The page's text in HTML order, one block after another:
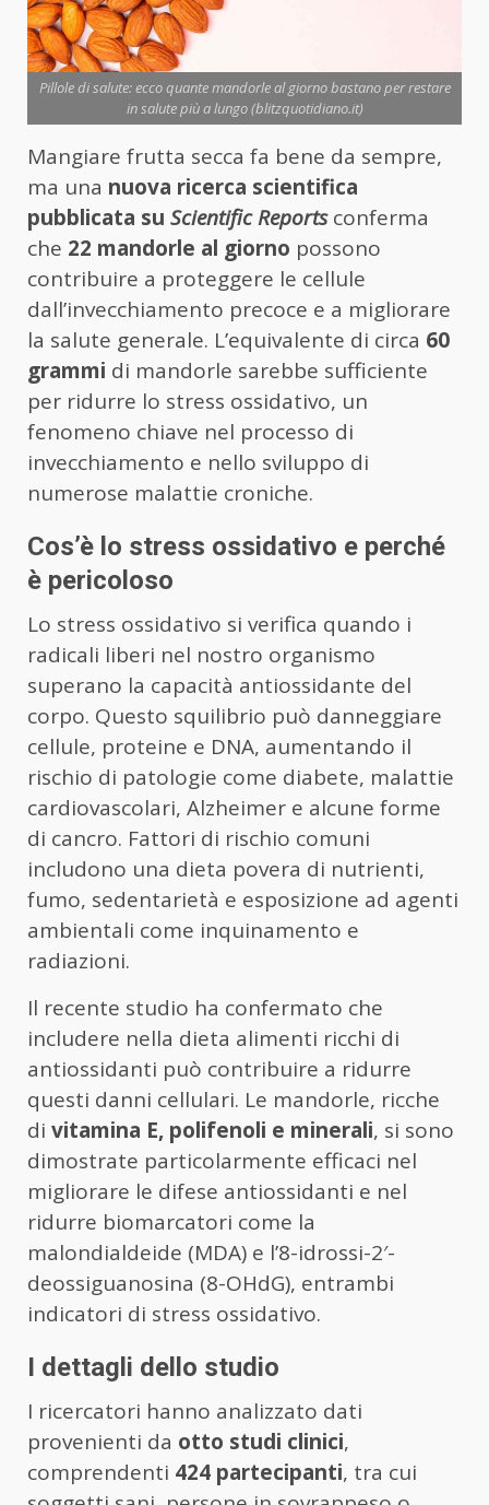
Pillole di salute: ecco quante mandorle al giorno bastano per restare
in salute più a lungo (blitzquotidiano.it)
Mangiare frutta secca fa bene da sempre,
ma una nuova ricerca scientifica
pubblicata su Scientific Reports conferma
che 22 mandorle al giorno possono
contribuire a proteggere le cellule
dall’invecchiamento precoce e a migliorare
la salute generale. L’equivalente di circa 60
grammi di mandorle sarebbe sufficiente
per ridurre lo stress ossidativo, un
fenomeno chiave nel processo di
invecchiamento e nello sviluppo di
numerose malattie croniche.
Cos’è lo stress ossidativo e perché
è pericoloso
Lo stress ossidativo si verifica quando i
radicali liberi nel nostro organismo
superano la capacità antiossidante del
corpo. Questo squilibrio può danneggiare
cellule, proteine e DNA, aumentando il
rischio di patologie come diabete, malattie
cardiovascolari, Alzheimer e alcune forme
di cancro. Fattori di rischio comuni
includono una dieta povera di nutrienti,
fumo, sedentarietà e esposizione ad agenti
ambientali come inquinamento e
radiazioni.
Il recente studio ha confermato che
includere nella dieta alimenti ricchi di
antiossidanti può contribuire a ridurre
questi danni cellulari. Le mandorle, ricche
di vitamina E, polifenoli e minerali, si sono
dimostrate particolarmente efficaci nel
migliorare le difese antiossidanti e nel
ridurre biomarcatori come la
malondialdeide (MDA) e l’8-idrossi-2′-
deossiguanosina (8-OHdG), entrambi
indicatori di stress ossidativo.
I dettagli dello studio
I ricercatori hanno analizzato dati
provenienti da otto studi clinici,
comprendenti 424 partecipanti, tra cui